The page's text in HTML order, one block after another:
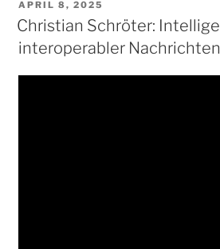
VERÖFFENTLICHT
AM
APRIL 8, 2025
Christian Schröter:
interoperabler